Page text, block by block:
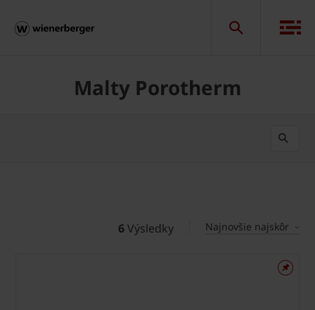
Malty Porotherm
6Výsledky Najnovšie najskôr